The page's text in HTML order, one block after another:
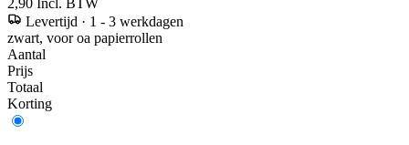
Levertijd · 1 - 3 werkdagen
zwart, voor oa papierrollen
Aantal
Prijs
Totaal
Korting